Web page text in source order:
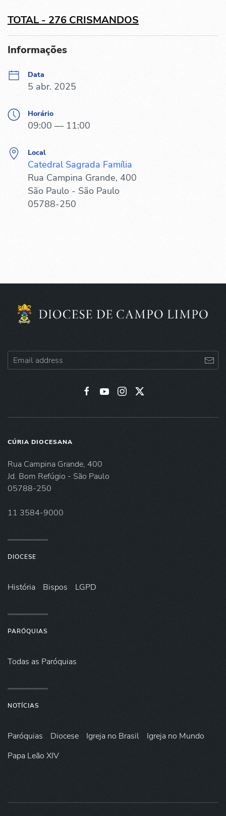
TOTAL - 276 CRISMANDOS
Informações
Data
5 abr. 2025
Horário
09:00 — 11:00
Local
Catedral Sagrada Família
Rua Campina Grande, 400
São Paulo - São Paulo
05788-250
CÚRIA DIOCESANA
Rua Campina Grande, 400
Jd. Bom Refúgio - São Paulo
05788-250
11 3584-9000
DIOCESE
História Bispos LGPD
PARÓQUIAS
Todas as Paróquias
NOTÍCIAS
Paróquias Diocese Igreja no Brasil
Igreja no Mundo
Papa Leão XIV